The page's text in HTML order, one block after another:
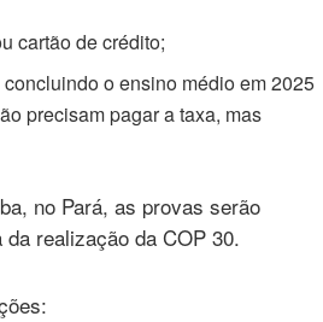
cartão de crédito;
o ensino médio em 2025
precisam pagar a taxa, mas
no Pará, as provas serão
da realização da COP 30.